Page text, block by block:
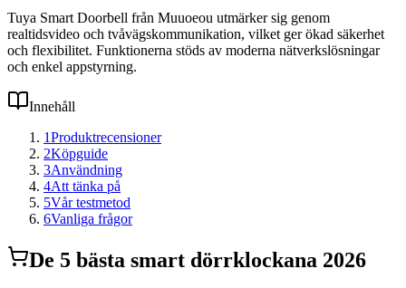
Tuya Smart Doorbell från Muuoeou utmärker sig genom
realtidsvideo och tvåvägskommunikation, vilket ger ökad säkerhet
och flexibilitet. Funktionerna stöds av moderna nätverkslösningar
och enkel appstyrning.
Innehåll
1Produktrecensioner
2Köpguide
3Användning
4Att tänka på
5Vår testmetod
6Vanliga frågor
De 5 bästa smart dörrklockana 2026